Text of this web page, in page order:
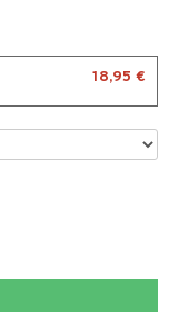
18,95 €